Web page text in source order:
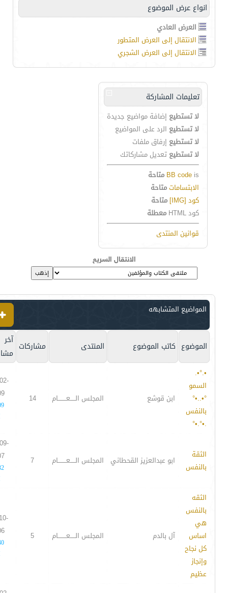
انواع عرض الموضوع
العرض العادي
الانتقال إلى العرض المتطور
الانتقال إلى العرض الشجري
تعليمات المشاركة
لا تستطيع إضافة مواضيع جديدة
لا تستطيع الرد على المواضيع
لا تستطيع إرفاق ملفات
لا تستطيع تعديل مشاركاتك
BB code is
متاحة
الابتساماتمتاحة
كود [IMG]
متاحة
كود HTML
معطلة
قوانين المنتدى
الانتقال السريع
المواضيع المتشابهه
الموضوع كاتب الموضوع المنتدى مشاركات آخر
•.°•.
السمو
°•..•°
بالنفس
.•°.•°
ابن قوشع المجلس الـــــعــــــــام 14
الثقة
بالنفس
ابو عبدالعزيز القحطاني المجلس الـــــعــــــــام 7
الثقه
بالنفس
هي
اساس
كل نجاح
وإنجاز
عظيم
آل بالدم المجلس الـــــعــــــــام 5